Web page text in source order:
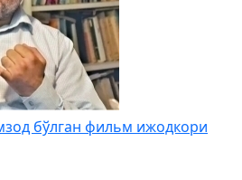
бўлган фильм ижодкори